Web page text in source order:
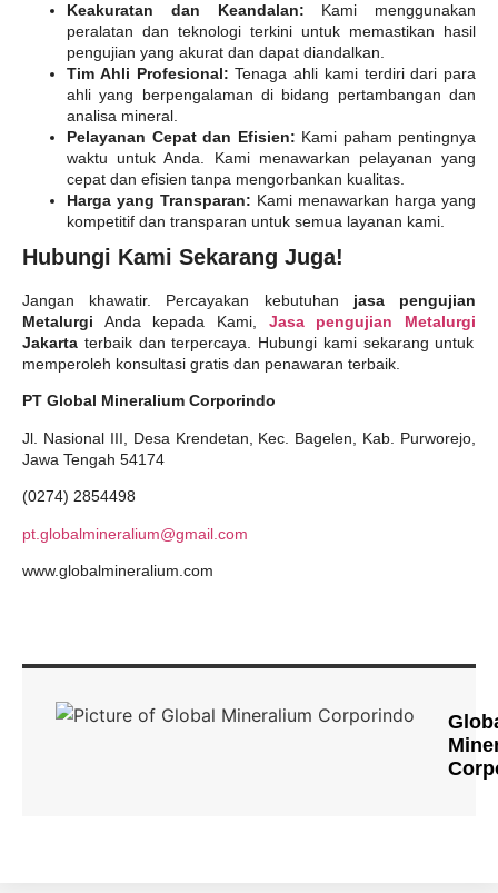
Keakuratan dan Keandalan: Kami menggunakan
peralatan dan teknologi terkini untuk memastikan hasil
pengujian yang akurat dan dapat diandalkan.
Tim Ahli Profesional: Tenaga ahli kami terdiri dari para
ahli yang berpengalaman di bidang pertambangan dan
analisa mineral.
Pelayanan Cepat dan Efisien: Kami paham pentingnya
waktu untuk Anda. Kami menawarkan pelayanan yang
cepat dan efisien tanpa mengorbankan kualitas.
Harga yang Transparan: Kami menawarkan harga yang
kompetitif dan transparan untuk semua layanan kami.
Hubungi Kami Sekarang Juga!
Jangan khawatir. Percayakan kebutuhan jasa pengujian
Metalurgi Anda kepada Kami, Jasa pengujian Metalurgi
Jakarta terbaik dan terpercaya. Hubungi kami sekarang untuk
memperoleh konsultasi gratis dan penawaran terbaik.
PT Global Mineralium Corporindo
Jl. Nasional III, Desa Krendetan, Kec. Bagelen, Kab. Purworejo,
Jawa Tengah 54174
(0274) 2854498
pt.globalmineralium@gmail.com
www.globalmineralium.com